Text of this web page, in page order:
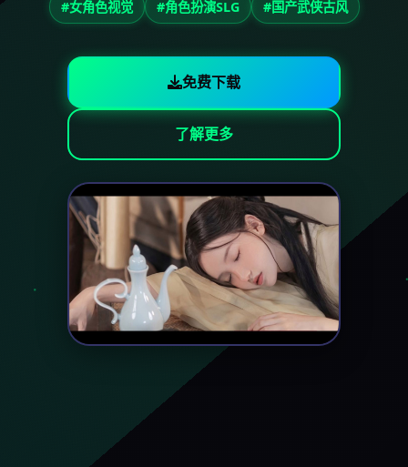
#女角色视觉 #角色扮演SLG #国产武侠古风
免费下载
了解更多